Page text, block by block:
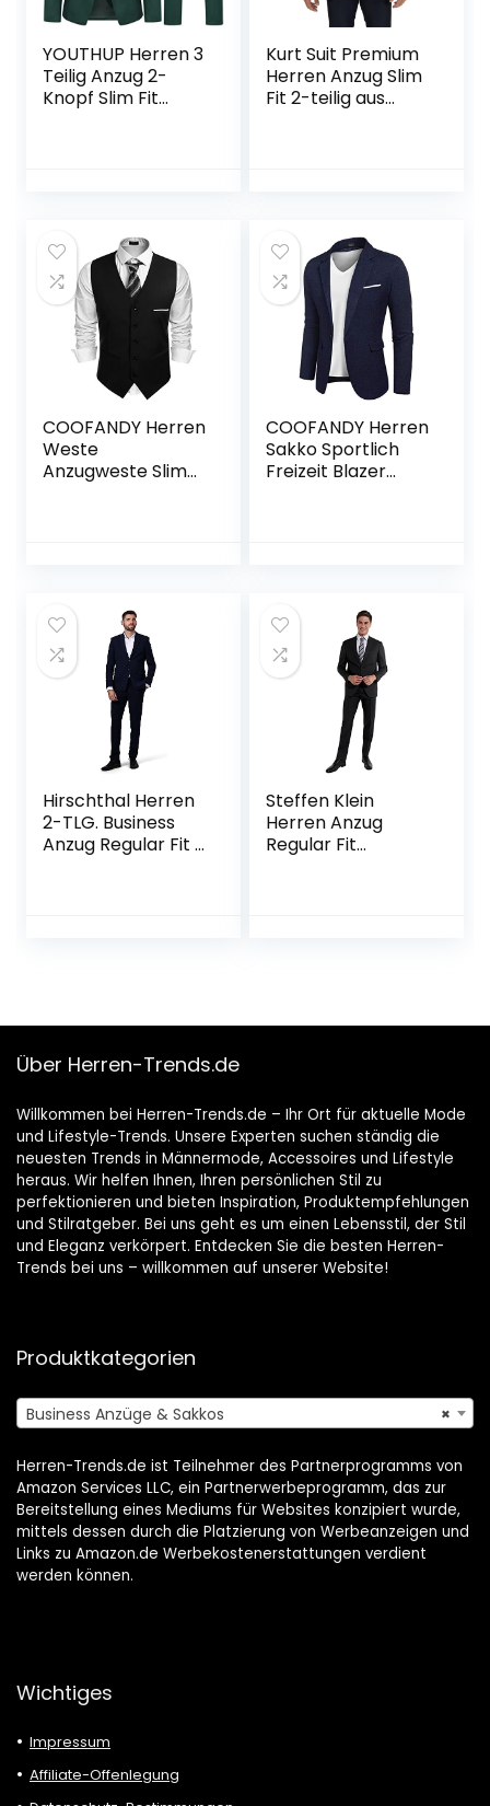
YOUTHUP Herren 3
Teilig Anzug 2-
Knopf Slim Fit
Kurt Suit Premium
Herren Anzug Slim
Fit 2-teilig aus
COOFANDY Herren
Weste
Anzugweste Slim
Anzugweste für
Herren
COOFANDY Herren
Sakko Sportlich
Freizeit Blazer
Hirschthal Herren
2-TLG. Business
Anzug Regular Fit –
Steffen Klein
Herren Anzug
Regular Fit
Über Herren-Trends.de
Willkommen bei Herren-Trends.de – Ihr Ort für aktuelle Mode
und Lifestyle-Trends. Unsere Experten suchen ständig die
neuesten Trends in Männermode, Accessoires und Lifestyle
heraus. Wir helfen Ihnen, Ihren persönlichen Stil zu
perfektionieren und bieten Inspiration, Produktempfehlungen
und Stilratgeber. Bei uns geht es um einen Lebensstil, der Stil
und Eleganz verkörpert. Entdecken Sie die besten Herren-
Trends bei uns – willkommen auf unserer Website!
Produktkategorien
×
Business Anzüge & Sakkos
Herren-Trends.de ist Teilnehmer des Partnerprogramms von
Amazon Services LLC, ein Partnerwerbeprogramm, das zur
Bereitstellung eines Mediums für Websites konzipiert wurde,
mittels dessen durch die Platzierung von Werbeanzeigen und
Links zu Amazon.de Werbekostenerstattungen verdient
werden können.
Wichtiges
Impressum
Affiliate-Offenlegung